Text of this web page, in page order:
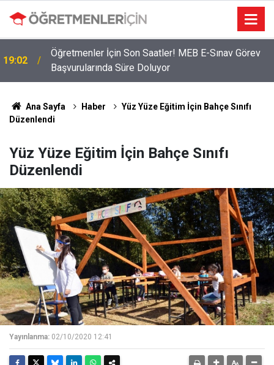
19:02
Öğretmenler İçin Son Saatler! MEB E-Sınav Görev
Başvurularında Süre Doluyor
Ana Sayfa Haber
Yüz Yüze Eğitim İçin Bahçe Sınıfı
Düzenlendi
Yüz Yüze Eğitim İçin Bahçe Sınıfı
Düzenlendi
Yayınlanma: 02/10/2020 12:41